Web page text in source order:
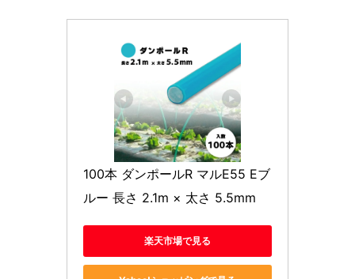
100本 ダンポールR マルE55 Eブ
ルー 長さ 2.1m × 太さ 5.5mm
楽天市場で見る